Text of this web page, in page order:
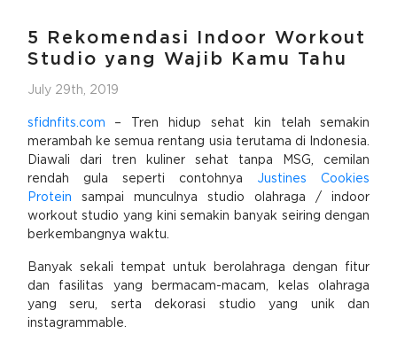
5 Rekomendasi Indoor Workout
Studio yang Wajib Kamu Tahu
July 29th, 2019
sfidnfits.com – Tren hidup sehat kin telah semakin
merambah ke semua rentang usia terutama di Indonesia.
Diawali dari tren kuliner sehat tanpa MSG, cemilan
rendah gula seperti contohnya Justines Cookies
Protein sampai munculnya studio olahraga / indoor
workout studio yang kini semakin banyak seiring dengan
berkembangnya waktu.
Banyak sekali tempat untuk berolahraga dengan fitur
dan fasilitas yang bermacam-macam, kelas olahraga
yang seru, serta dekorasi studio yang unik dan
instagrammable.